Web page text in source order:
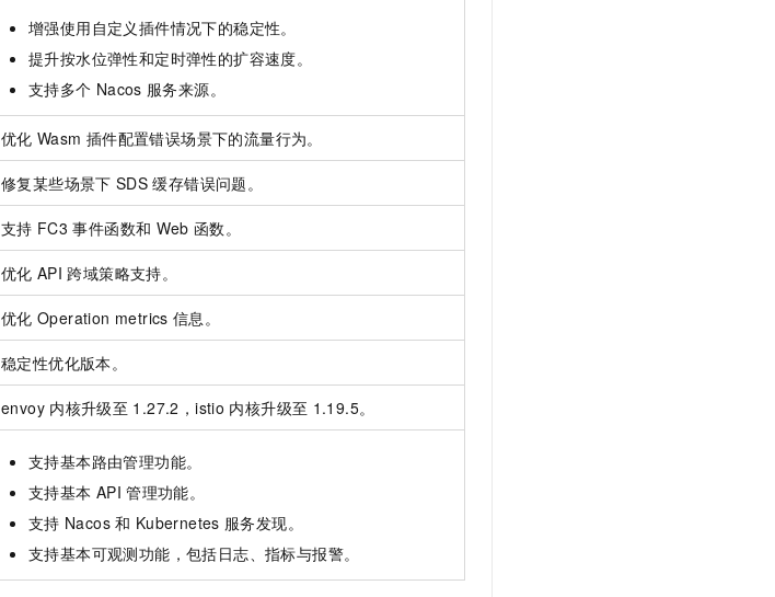
增强使用自定义插件情况下的稳定性。
提升按水位弹性和定时弹性的扩容速度。
支持多个 Nacos 服务来源。
优化 Wasm 插件配置错误场景下的流量行为。
修复某些场景下 SDS 缓存错误问题。
支持 FC3 事件函数和 Web 函数。
优化 API 跨域策略支持。
优化 Operation metrics 信息。
稳定性优化版本。
envoy 内核升级至 1.27.2，istio 内核升级至 1.19.5。
支持基本路由管理功能。
支持基本 API 管理功能。
支持 Nacos 和 Kubernetes 服务发现。
支持基本可观测功能，包括日志、指标与报警。